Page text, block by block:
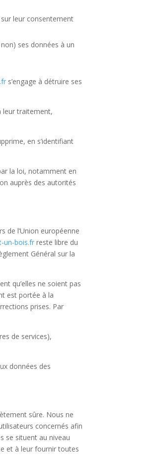
leur consentement
ses données à un
s’engage à détruire ses
leur traitement,
en s’identifiant
la loi, notamment en
auprès des autorités
de l’Union européenne
un-bois.fr reste libre du
Général sur la
qu’elles ne soient pas
est portée à la
prises. Par
de services),
données des
sûre. Nous ne
concernés afin
se situent au niveau
et à leur fournir toutes